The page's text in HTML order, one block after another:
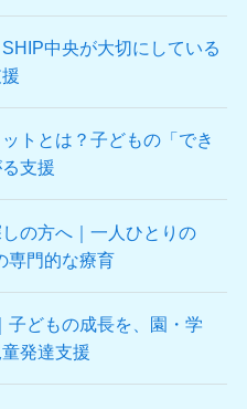
中央が大切にしている
トとは？子どもの「でき
支援
の方へ｜一人ひとりの
専門的な療育
子どもの成長を、園・学
発達支援